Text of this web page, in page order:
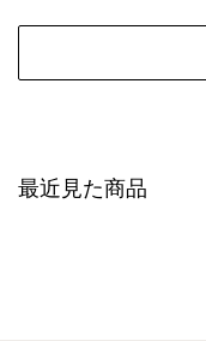
最近見た商品